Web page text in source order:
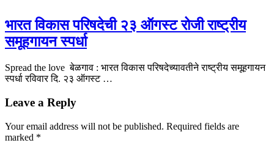
भारत विकास परिषदेची २३ ऑगस्ट रोजी राष्ट्रीय
समूहगायन स्पर्धा
Spread the love बेळगाव : भारत विकास परिषदेच्यावतीने राष्ट्रीय समूहगायन
स्पर्धा रविवार दि. २३ ऑगस्ट …
Leave a Reply
Your email address will not be published. Required fields are
marked *